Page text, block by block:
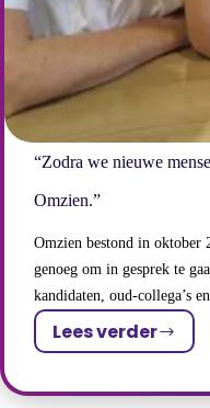
“Zodra we nieuwe
Omzien.”
Omzien bestond in oktober
genoeg om in gesprek te
kandidaten, oud-collega’s
Lees verder
“Zodra
nieuwe